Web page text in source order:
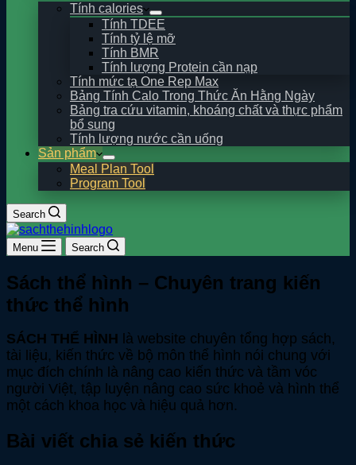
Tính calories
Tính TDEE
Tính tỷ lệ mỡ
Tính BMR
Tính lượng Protein cần nạp
Tính mức tạ One Rep Max
Bảng Tính Calo Trong Thức Ăn Hằng Ngày
Bảng tra cứu vitamin, khoáng chất và thực phẩm
bổ sung
Tính lượng nước cần uống
Sản phẩm
Meal Plan Tool
Program Tool
Search
Menu Search
Sách thể hình – Chuyên trang kiến
thức thể hình
SÁCH THỂ HÌNH là website chuyên tổng hợp sách,
tài liệu, kiến thức về bộ môn thể hình nói chung với
mục đích chính là nâng cao kiến thức và tầm vóc
người Việt, tập luyện nâng cao sức khoẻ và hình thể
một cách khoa học và hiệu quả hơn.
Bài viết chia sẻ kiến thức